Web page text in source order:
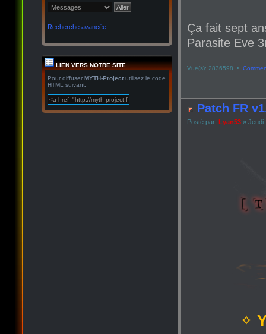
Recherche avancée
LIEN VERS NOTRE SITE
Pour diffuser MYTH-Project utilisez le code
HTML suivant:
Ça fait sept
Parasite Eve
Vue(s): 2836598 •
Patch FR
Posté par: Lyan53 » Jeudi
✧